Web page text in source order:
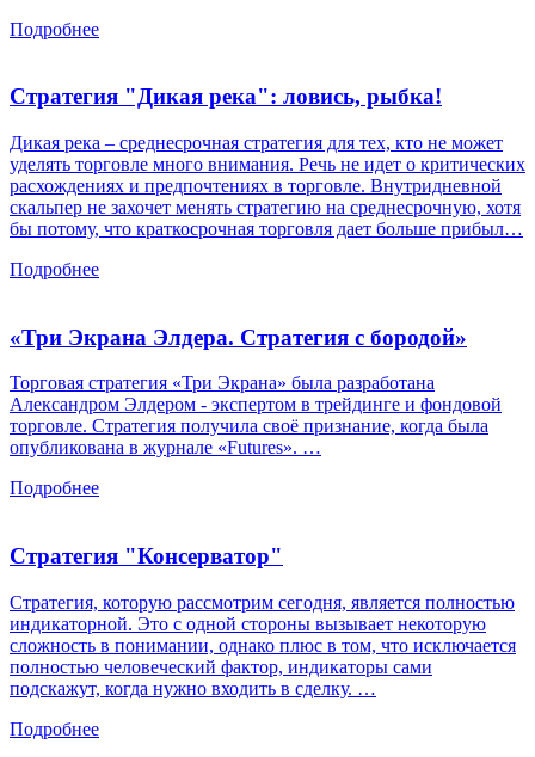
Подробнее
Стратегия "Дикая река": ловись, рыбка!
Дикая река – среднесрочная стратегия для тех, кто не может
уделять торговле много внимания. Речь не идет о критических
расхождениях и предпочтениях в торговле. Внутридневной
скальпер не захочет менять стратегию на среднесрочную, хотя
бы потому, что краткосрочная торговля дает больше прибыл…
Подробнее
«Три Экрана Элдера. Стратегия с бородой»
Торговая стратегия «Три Экрана» была разработана
Александром Элдером - экспертом в трейдинге и фондовой
торговле. Стратегия получила своё признание, когда была
опубликована в журнале «Futures». …
Подробнее
Стратегия "Консерватор"
Стратегия, которую рассмотрим сегодня, является полностью
индикаторной. Это с одной стороны вызывает некоторую
сложность в понимании, однако плюс в том, что исключается
полностью человеческий фактор, индикаторы сами
подскажут, когда нужно входить в сделку. …
Подробнее